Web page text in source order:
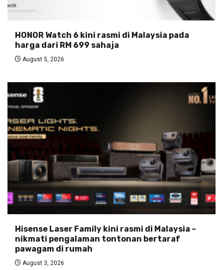
HONOR Watch 6 kini rasmi di Malaysia pada
harga dari RM 699 sahaja
August 5, 2026
Hisense Laser Family kini rasmi di Malaysia –
nikmati pengalaman tontonan bertaraf
pawagam di rumah
August 3, 2026